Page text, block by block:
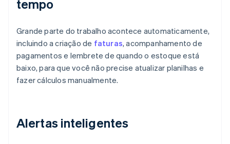
tempo
Grande parte do trabalho acontece automaticamente,
incluindo a criação de faturas, acompanhamento de
pagamentos e lembrete de quando o estoque está
baixo, para que você não precise atualizar planilhas e
fazer cálculos manualmente.
Alertas inteligentes